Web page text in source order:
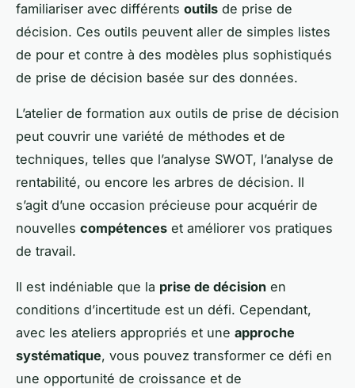
familiariser avec différents outils de prise de
décision. Ces outils peuvent aller de simples listes
de pour et contre à des modèles plus sophistiqués
de prise de décision basée sur des données.
L’atelier de formation aux outils de prise de décision
peut couvrir une variété de méthodes et de
techniques, telles que l’analyse SWOT, l’analyse de
rentabilité, ou encore les arbres de décision. Il
s’agit d’une occasion précieuse pour acquérir de
nouvelles compétences et améliorer vos pratiques
de travail.
Il est indéniable que la prise de décision en
conditions d’incertitude est un défi. Cependant,
avec les ateliers appropriés et une approche
systématique, vous pouvez transformer ce défi en
une opportunité de croissance et de